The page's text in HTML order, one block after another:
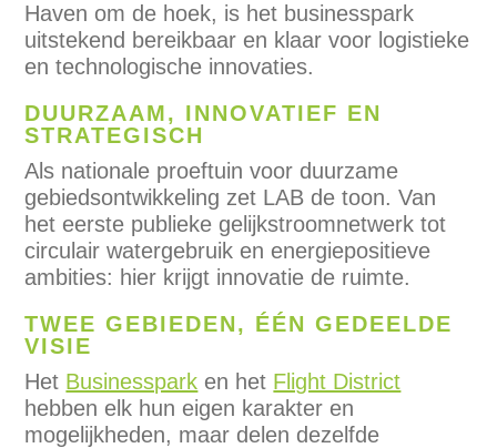
Haven om de hoek, is het businesspark
uitstekend bereikbaar en klaar voor logistieke
en technologische innovaties.
DUURZAAM, INNOVATIEF EN
STRATEGISCH
Als nationale proeftuin voor duurzame
gebiedsontwikkeling zet LAB de toon. Van
het eerste publieke gelijkstroomnetwerk tot
circulair watergebruik en energiepositieve
ambities: hier krijgt innovatie de ruimte.
TWEE GEBIEDEN, ÉÉN GEDEELDE
VISIE
Het Businesspark en het Flight District
hebben elk hun eigen karakter en
mogelijkheden, maar delen dezelfde